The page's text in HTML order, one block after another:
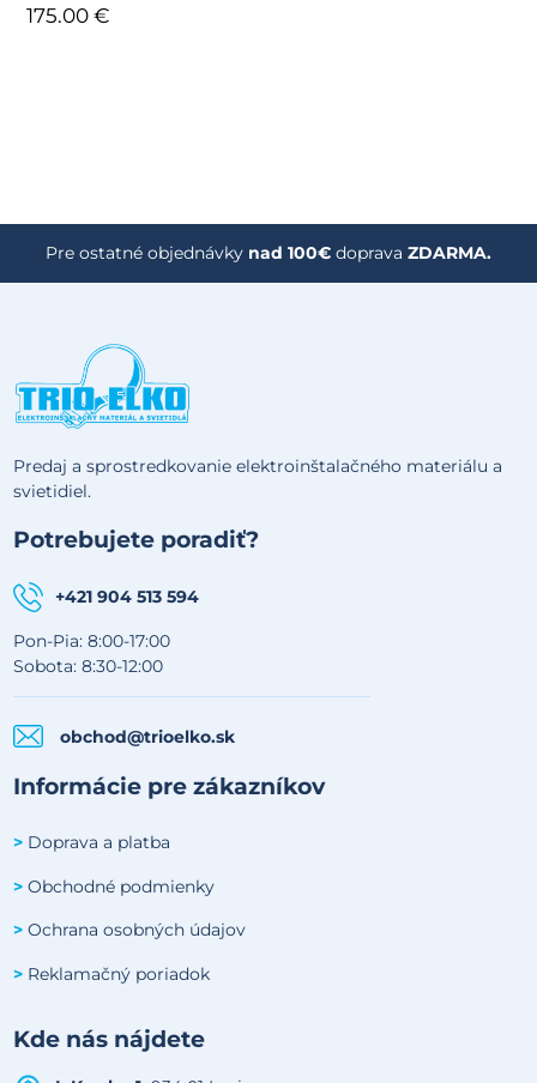
175.00 €
Pre ostatné objednávky nad 100€ doprava ZDARMA.
Predaj a sprostredkovanie elektroinštalačného materiálu a
svietidiel.
Potrebujete poradiť?
+421 904 513 594
Pon-Pia: 8:00-17:00
Sobota: 8:30-12:00
obchod@trioelko.sk
Informácie pre zákazníkov
> Doprava a platba
> Obchodné podmienky
> Ochrana osobných údajov
> Reklamačný poriadok
Kde nás nájdete